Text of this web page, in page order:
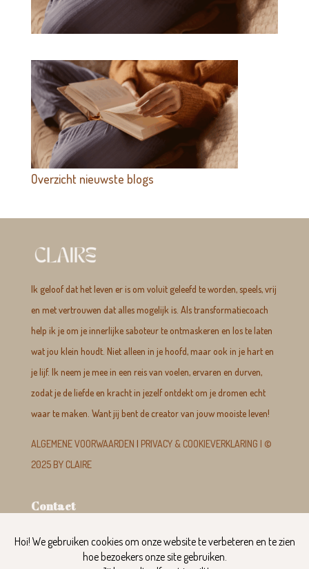
Overzicht nieuwste blogs
Ik geloof dat het leven er is om voluit geleefd te worden, speels, vrij
en met vertrouwen dat alles mogelijk is. Als transformatiecoach
help ik je om je innerlijke saboteur te ontmaskeren en los te laten
wat jou klein houdt. Niet alleen in je hoofd, maar ook in je hart en
je lijf. Ik neem je mee in een reis van voelen, ervaren en durven,
zodat je de liefde en kracht in jezelf ontdekt om je dromen echt
waar te maken. Want jij bent de creator van jouw mooiste leven!
ALGEMENE VOORWAARDEN | PRIVACY & COOKIEVERKLARING | ©
2025 BY CLAIRE
Contact
info@clairecompagner.nl